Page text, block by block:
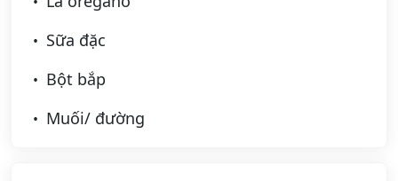
Sữa đặc
Bột bắp
Muối/ đường